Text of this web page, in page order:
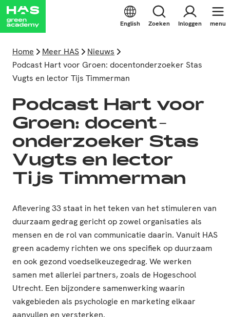
English Zoeken Inloggen menu
Home Meer HAS
Nieuws
Podcast Hart voor Groen: docentonderzoeker Stas
Vugts en lector Tijs Timmerman
Podcast Hart voor
Groen: docent­
onderzoeker Stas
Vugts en lector
Tijs Timmerman
Aflevering 33 staat in het teken van het stimuleren van
duurzaam gedrag gericht op zowel organisaties als
mensen en de rol van communicatie daarin. Vanuit HAS
green academy richten we ons specifiek op duurzaam
en ook gezond voedselkeuzegedrag. We werken
samen met allerlei partners, zoals de Hogeschool
Utrecht. Een bijzondere samenwerking waarin
vakgebieden als psychologie en marketing elkaar
aanvullen en versterken.